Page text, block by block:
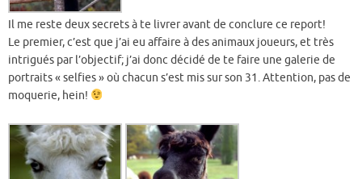
Il me reste deux secrets à te livrer avant de conclure ce report!
Le premier, c’est que j’ai eu affaire à des animaux joueurs, et très
intrigués par l’objectif; j’ai donc décidé de te faire une galerie de
portraits « selfies » où chacun s’est mis sur son 31. Attention, pas de
moquerie, hein!